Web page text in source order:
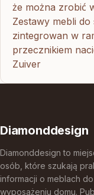
że można zrobić
Zestawy mebli do
zintegrowan w
przecznikiem
Zuiver
Diamonddesign
Diamonddesign to
osób, które szukają
informacji o meblach
wyposażeniu domu.